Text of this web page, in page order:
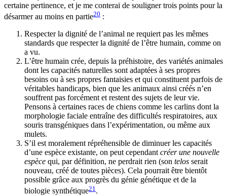
certaine pertinence, et je me conterai de souligner trois points pour la
désarmer au moins en partie20 :
Respecter la dignité de l’animal ne requiert pas les mêmes
standards que respecter la dignité de l’être humain, comme on
a vu.
L’être humain crée, depuis la préhistoire, des variétés animales
dont les capacités naturelles sont adaptées à ses propres
besoins ou à ses propres fantaisies et qui constituent parfois de
véritables handicaps, bien que les animaux ainsi créés n’en
souffrent pas forcément et restent des sujets de leur vie.
Pensons à certaines races de chiens comme les carlins dont la
morphologie faciale entraîne des difficultés respiratoires, aux
souris transgéniques dans l’expérimentation, ou même aux
mulets.
S’il est moralement répréhensible de diminuer les capacités
d’une espèce existante, on peut cependant créer une nouvelle
espèce qui, par définition, ne perdrait rien (son telos serait
nouveau, créé de toutes pièces). Cela pourrait être bientôt
possible grâce aux progrès du génie génétique et de la
biologie synthétique21 .